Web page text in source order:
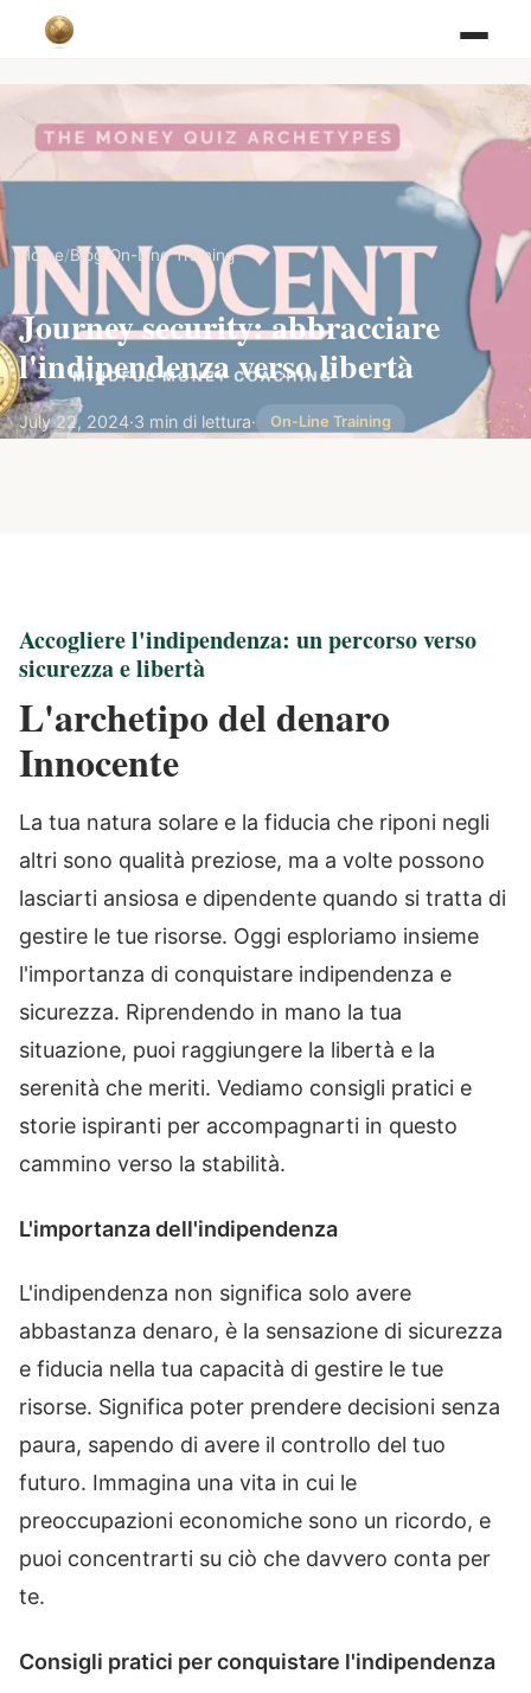
Home/Blog On-Line Training
Journey security: abbracciare
l'indipendenza verso libertà
July 22, 2024·3 min di lettura· On-Line Training
Accogliere l'indipendenza: un percorso verso
sicurezza e libertà
L'archetipo del denaro
Innocente
La tua natura solare e la fiducia che riponi negli
altri sono qualità preziose, ma a volte possono
lasciarti ansiosa e dipendente quando si tratta di
gestire le tue risorse. Oggi esploriamo insieme
l'importanza di conquistare indipendenza e
sicurezza. Riprendendo in mano la tua
situazione, puoi raggiungere la libertà e la
serenità che meriti. Vediamo consigli pratici e
storie ispiranti per accompagnarti in questo
cammino verso la stabilità.
L'importanza dell'indipendenza
L'indipendenza non significa solo avere
abbastanza denaro, è la sensazione di sicurezza
e fiducia nella tua capacità di gestire le tue
risorse. Significa poter prendere decisioni senza
paura, sapendo di avere il controllo del tuo
futuro. Immagina una vita in cui le
preoccupazioni economiche sono un ricordo, e
puoi concentrarti su ciò che davvero conta per
te.
Consigli pratici per conquistare l'indipendenza